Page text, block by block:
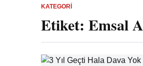
KATEGORI
Etiket: Emsal